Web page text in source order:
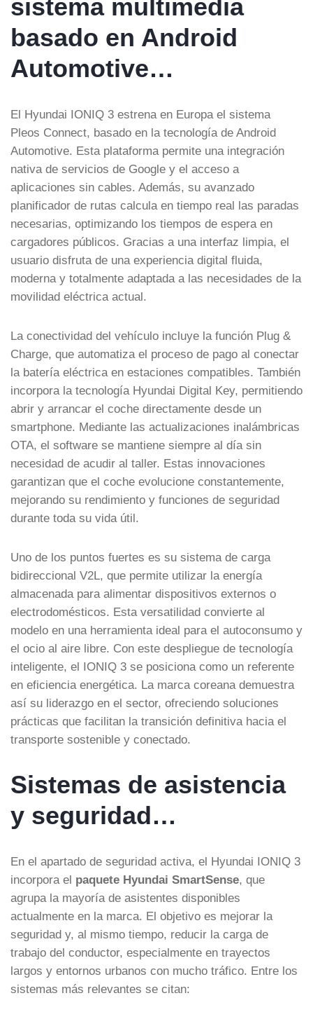
sistema multimedia
basado en Android
Automotive…
El Hyundai IONIQ 3 estrena en Europa el sistema
Pleos Connect, basado en la tecnología de Android
Automotive. Esta plataforma permite una integración
nativa de servicios de Google y el acceso a
aplicaciones sin cables. Además, su avanzado
planificador de rutas calcula en tiempo real las paradas
necesarias, optimizando los tiempos de espera en
cargadores públicos. Gracias a una interfaz limpia, el
usuario disfruta de una experiencia digital fluida,
moderna y totalmente adaptada a las necesidades de la
movilidad eléctrica actual.
La conectividad del vehículo incluye la función Plug &
Charge, que automatiza el proceso de pago al conectar
la batería eléctrica en estaciones compatibles. También
incorpora la tecnología Hyundai Digital Key, permitiendo
abrir y arrancar el coche directamente desde un
smartphone. Mediante las actualizaciones inalámbricas
OTA, el software se mantiene siempre al día sin
necesidad de acudir al taller. Estas innovaciones
garantizan que el coche evolucione constantemente,
mejorando su rendimiento y funciones de seguridad
durante toda su vida útil.
Uno de los puntos fuertes es su sistema de carga
bidireccional V2L, que permite utilizar la energía
almacenada para alimentar dispositivos externos o
electrodomésticos. Esta versatilidad convierte al
modelo en una herramienta ideal para el autoconsumo y
el ocio al aire libre. Con este despliegue de tecnología
inteligente, el IONIQ 3 se posiciona como un referente
en eficiencia energética. La marca coreana demuestra
así su liderazgo en el sector, ofreciendo soluciones
prácticas que facilitan la transición definitiva hacia el
transporte sostenible y conectado.
Sistemas de asistencia
y seguridad…
En el apartado de seguridad activa, el Hyundai IONIQ 3
incorpora el paquete Hyundai SmartSense, que
agrupa la mayoría de asistentes disponibles
actualmente en la marca. El objetivo es mejorar la
seguridad y, al mismo tiempo, reducir la carga de
trabajo del conductor, especialmente en trayectos
largos y entornos urbanos con mucho tráfico. Entre los
sistemas más relevantes se citan: